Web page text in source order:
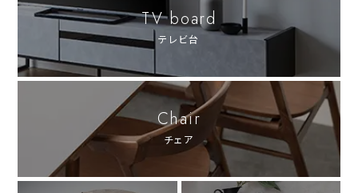
TV board
テレビ台
Chair
チェア